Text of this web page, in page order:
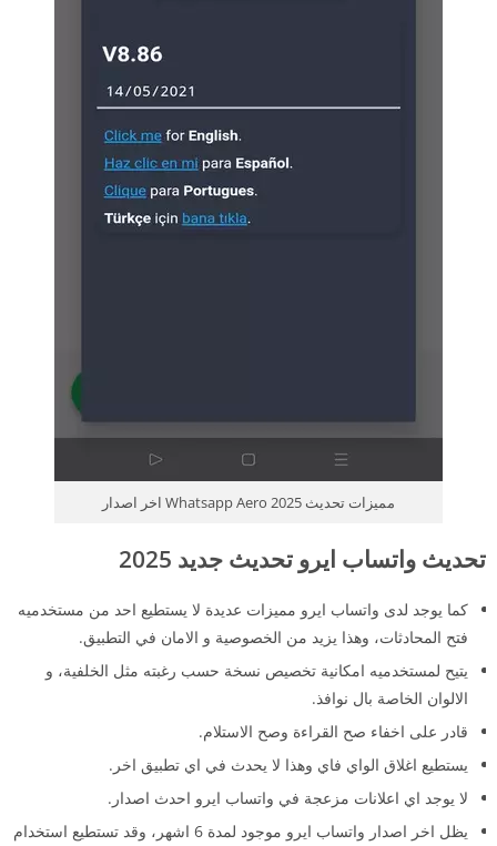
مميزات تحديث 2025 Whatsapp Aero اخر اصدار
تحديث واتساب ايرو تحديث جديد 2025
كما يوجد لدى واتساب ايرو مميزات عديدة لا يستطيع احد من مستخدميه
فتح المحادثات، وهذا يزيد من الخصوصية و الامان في التطبيق.
يتيح لمستخدميه امكانية تخصيص نسخة حسب رغبته مثل الخلفية، و
الالوان الخاصة بال نوافذ.
قادر على اخفاء صح القراءة وصح الاستلام.
يستطيع اغلاق الواي فاي وهذا لا يحدث في اي تطبيق اخر.
لا يوجد اي اعلانات مزعجة في واتساب ايرو احدث اصدار.
يظل اخر اصدار واتساب ايرو موجود لمدة 6 اشهر، وقد تستطيع استخدام